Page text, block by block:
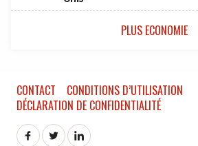
PLUS ECONOMIE
CONTACT
CONDITIONS D’UTILISATION
DÉCLARATION DE CONFIDENTIALITÉ